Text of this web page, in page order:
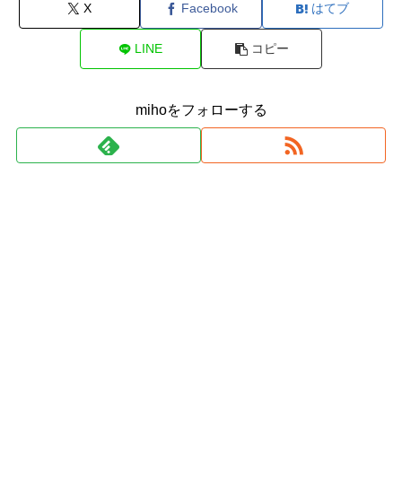
X Facebook はてブ
LINE コピー
mihoをフォローする